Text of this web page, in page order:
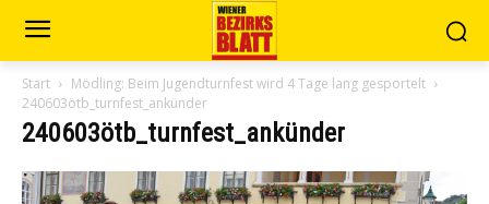
Start
Mödling: Beim Jugendturnfest wird 4 Tage lang gesportelt
240603ötb_turnfest_ankünder
240603ötb_turnfest_ankünder